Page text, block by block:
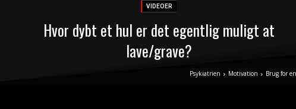
VIDEOER
Hvor dybt et hul er det egentlig muligt at
lave/grave?
Psykiatrien Motivation Brug for